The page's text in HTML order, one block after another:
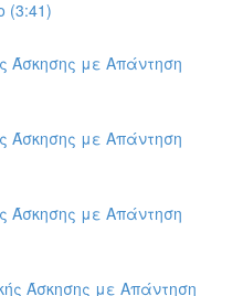
(3:41)
Άσκησης με Απάντηση
Άσκησης με Απάντηση
Άσκησης με Απάντηση
Άσκησης με Απάντηση